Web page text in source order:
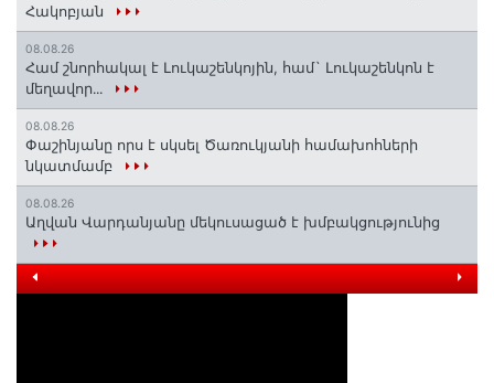
Հակոբյան
08.08.26
Համ շնորհակալ է Լուկաշենկոյին, համ` Լուկաշենկոն է
մեղավոր․․․
08.08.26
Փաշինյանը որս է սկսել Ծառուկյանի համախոհների
նկատմամբ
08.08.26
Աղվան Վարդանյանը մեկուսացած է խմբակցությունից